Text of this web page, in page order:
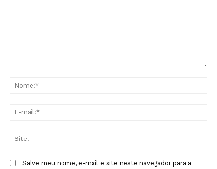
Salve meu nome, e-mail e site neste navegador para a